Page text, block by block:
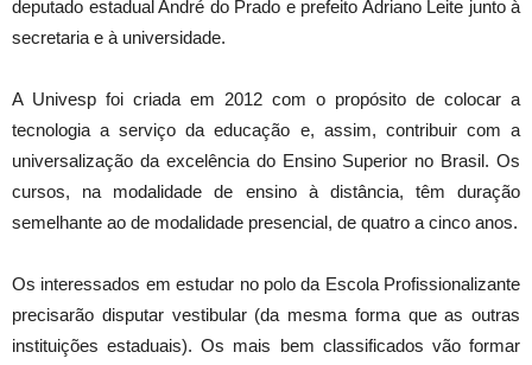
deputado estadual André do Prado e prefeito Adriano Leite junto à
secretaria e à universidade.
A Univesp foi criada em 2012 com o propósito de colocar a
tecnologia a serviço da educação e, assim, contribuir com a
universalização da excelência do Ensino Superior no Brasil. Os
cursos, na modalidade de ensino à distância, têm duração
semelhante ao de modalidade presencial, de quatro a cinco anos.
Os interessados em estudar no polo da Escola Profissionalizante
precisarão disputar vestibular (da mesma forma que as outras
instituições estaduais). Os mais bem classificados vão formar